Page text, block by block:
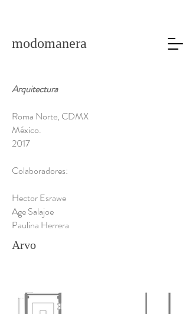
modomanera
Arquitectura
Roma Norte, CDMX
México.
2017
Colaboradores:
Hector Esrawe
Age Salajoe
Paulina Herrera
Arvo